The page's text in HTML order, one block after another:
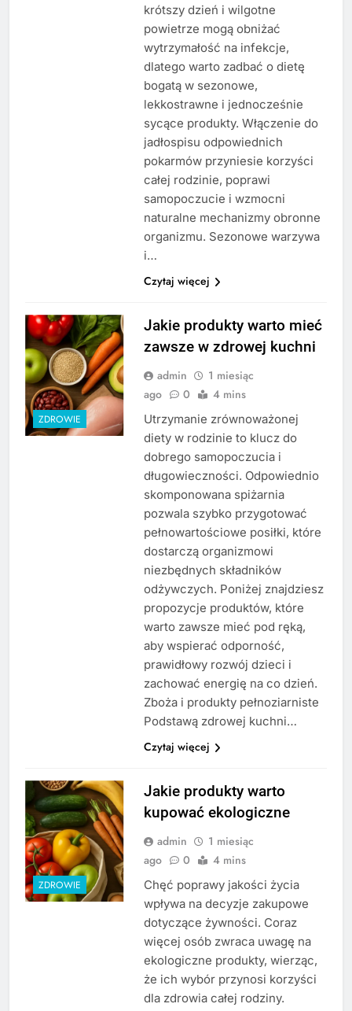
krótszy dzień i wilgotne
powietrze mogą obniżać
wytrzymałość na infekcje,
dlatego warto zadbać o dietę
bogatą w sezonowe,
lekkostrawne i jednocześnie
sycące produkty. Włączenie do
jadłospisu odpowiednich
pokarmów przyniesie korzyści
całej rodzinie, poprawi
samopoczucie i wzmocni
naturalne mechanizmy obronne
organizmu. Sezonowe warzywa
i…
Czytaj więcej
ZDROWIE
Jakie produkty warto mieć
zawsze w zdrowej kuchni
admin
1 miesiąc
ago
0 4 mins
Utrzymanie zrównoważonej
diety w rodzinie to klucz do
dobrego samopoczucia i
długowieczności. Odpowiednio
skomponowana spiżarnia
pozwala szybko przygotować
pełnowartościowe posiłki, które
dostarczą organizmowi
niezbędnych składników
odżywczych. Poniżej znajdziesz
propozycje produktów, które
warto zawsze mieć pod ręką,
aby wspierać odporność,
prawidłowy rozwój dzieci i
zachować energię na co dzień.
Zboża i produkty pełnoziarniste
Podstawą zdrowej kuchni…
Czytaj więcej
ZDROWIE
Jakie produkty warto
kupować ekologiczne
admin
1 miesiąc
ago
0 4 mins
Chęć poprawy jakości życia
wpływa na decyzje zakupowe
dotyczące żywności. Coraz
więcej osób zwraca uwagę na
ekologiczne produkty, wierząc,
że ich wybór przynosi korzyści
dla zdrowia całej rodziny.